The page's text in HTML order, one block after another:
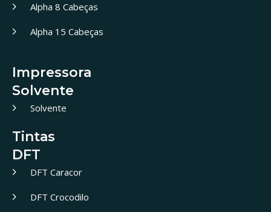
Alpha 8 Cabeças
Alpha 15 Cabeças
Impressora
Solvente
Solvente
Tintas
DFT
DFT Caracor
DFT Crocodilo